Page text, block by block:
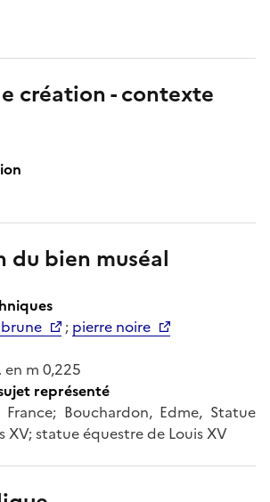
création - contexte
du bien muséal
; pierre noire
en m 0,225
représenté
Bouchardon, Edme, Statue
XV; statue équestre de Louis XV